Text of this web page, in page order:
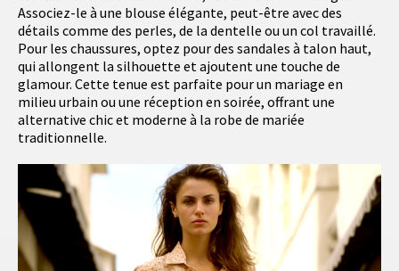
Associez-le à une blouse élégante, peut-être avec des
détails comme des perles, de la dentelle ou un col travaillé.
Pour les chaussures, optez pour des sandales à talon haut,
qui allongent la silhouette et ajoutent une touche de
glamour. Cette tenue est parfaite pour un mariage en
milieu urbain ou une réception en soirée, offrant une
alternative chic et moderne à la robe de mariée
traditionnelle.